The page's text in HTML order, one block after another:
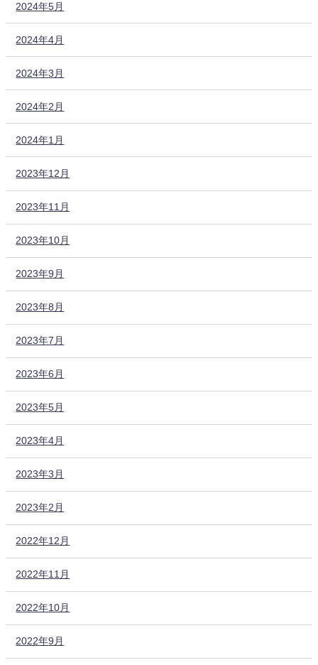
2024年5月
2024年4月
2024年3月
2024年2月
2024年1月
2023年12月
2023年11月
2023年10月
2023年9月
2023年8月
2023年7月
2023年6月
2023年5月
2023年4月
2023年3月
2023年2月
2022年12月
2022年11月
2022年10月
2022年9月